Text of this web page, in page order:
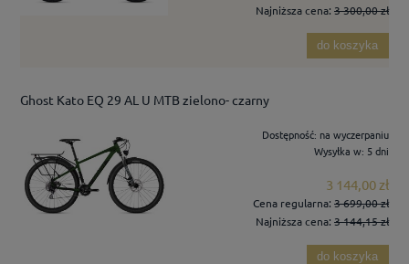
Najniższa cena: 3 300,00 zł
do koszyka
Ghost Kato EQ 29 AL U MTB zielono- czarny
Dostępność: na wyczerpaniu
Wysyłka w: 5 dni
3 144,00 zł
Cena regularna: 3 699,00 zł
Najniższa cena: 3 144,15 zł
do koszyka